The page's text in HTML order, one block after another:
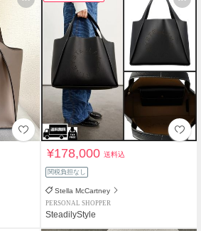
¥178,000送料込
関税負担なし
Stella McCartney
PERSONAL SHOPPER
SteadilyStyle